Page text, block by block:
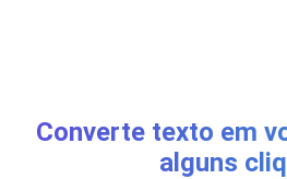
Converte texto em
alguns